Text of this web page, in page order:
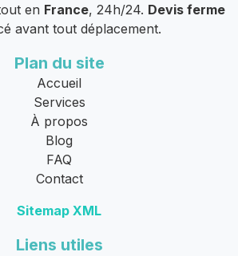
en France, 24h/24. Devis ferme
avant tout déplacement.
Plan du site
Accueil
Services
À propos
Blog
FAQ
Contact
Sitemap XML
Liens utiles